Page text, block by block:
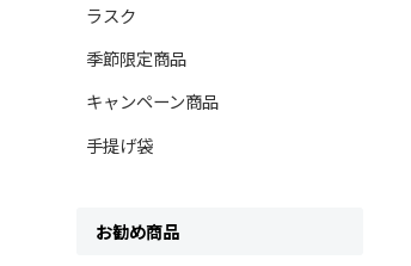
ラスク
季節限定商品
キャンペーン商品
手提げ袋
お勧め商品